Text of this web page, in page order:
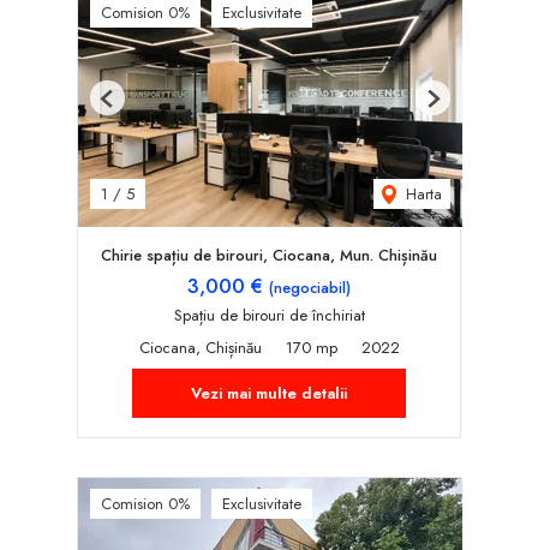
Comision 0% Exclusivitate
1 / 5 Harta
Previous Next
Chirie spațiu de birouri, Ciocana, Mun. Chișinău
3,000 € (negociabil)
Spațiu de birouri de închiriat
Ciocana, Chișinău
170 mp
2022
Vezi mai multe detalii
Comision 0% Exclusivitate